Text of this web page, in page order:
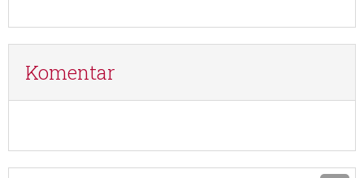
Komentar